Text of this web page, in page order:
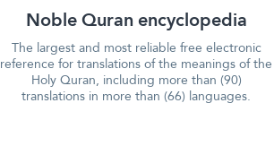
Noble Quran encyclopedia
The largest and most reliable free electronic
reference for translations of the meanings of the
Holy Quran, including more than (90)
translations in more than (66) languages.